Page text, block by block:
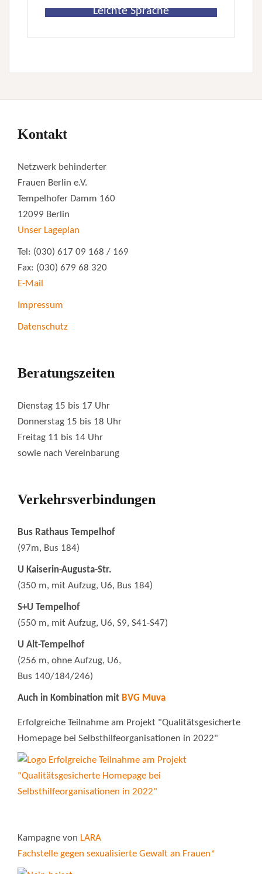
Leichte Sprache
Kontakt
Netzwerk behinderter
Frauen Berlin e.V.
Tempelhofer Damm 160
12099 Berlin
Unser Lageplan
Tel: (030) 617 09 168 / 169
Fax: (030) 679 68 320
E-Mail
Impressum
Datenschutz
Beratungszeiten
Dienstag 15 bis 17 Uhr
Donnerstag 15 bis 18 Uhr
Freitag 11 bis 14 Uhr
sowie nach Vereinbarung
Verkehrsverbindungen
Bus Rathaus Tempelhof
(97m, Bus 184)
U Kaiserin-Augusta-Str.
(350 m, mit Aufzug, U6, Bus 184)
S+U Tempelhof
(550 m, mit Aufzug, U6, S9, S41-S47)
U Alt-Tempelhof
(256 m, ohne Aufzug, U6,
Bus 140/184/246)
Auch in Kombination mit BVG Muva
Erfolgreiche Teilnahme am Projekt "Qualitätsgesicherte
Homepage bei Selbsthilfeorganisationen in 2022"
Kampagne von LARA
Fachstelle gegen sexualisierte Gewalt an Frauen*